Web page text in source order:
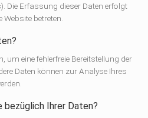
Die Erfassung dieser Daten erfolgt
betreten.
um eine fehlerfreie Bereitstellung der
Daten können zur Analyse Ihres
bezüglich Ihrer Daten?